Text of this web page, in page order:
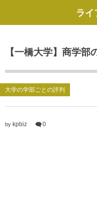
ライ
【一橋大学】商学
大学の学部ごとの評判
by kpbiz 0